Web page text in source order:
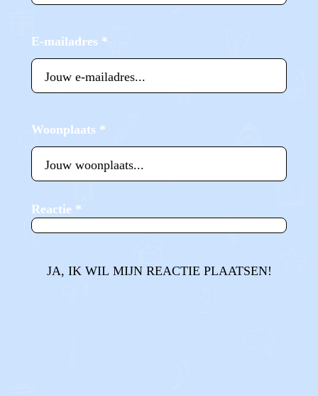
E-mailadres *
Woonplaats *
Reactie *
JA, IK WIL MIJN REACTIE PLAATSEN!